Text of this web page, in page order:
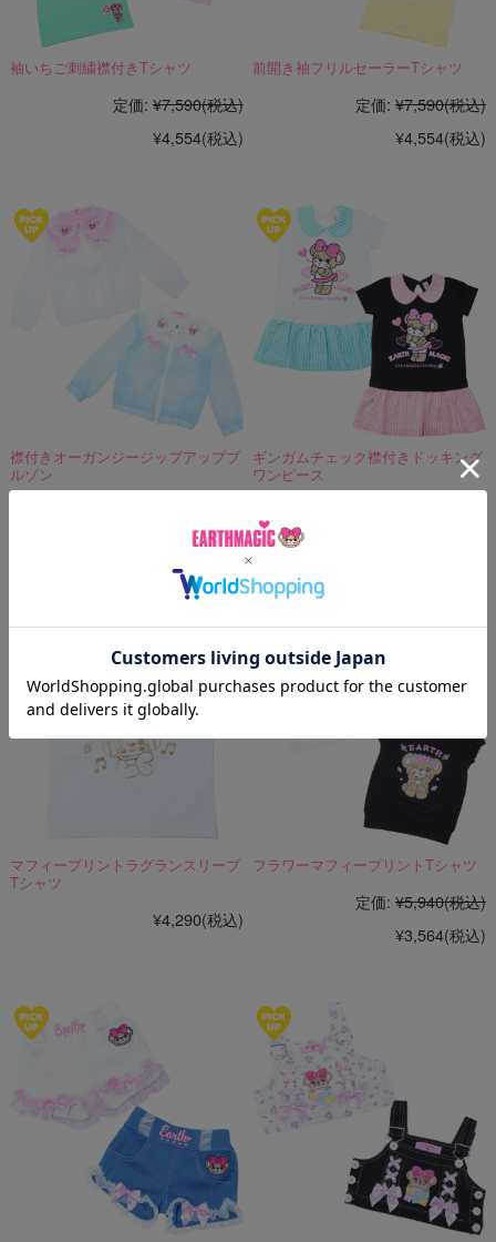
袖いちご刺繍襟付きTシャツ
定価: ¥7,590(税込)
¥4,554(税込)
前開き袖フリルセーラーTシャツ
定価: ¥7,590(税込)
¥4,554(税込)
襟付きオーガンジージップアップブ
ルゾン
ギンガムチェック襟付きドッキング
ワンピース
マフィープリントラグランスリーブ
Tシャツ
¥4,290(税込)
フラワーマフィープリントTシャツ
定価: ¥5,940(税込)
¥3,564(税込)